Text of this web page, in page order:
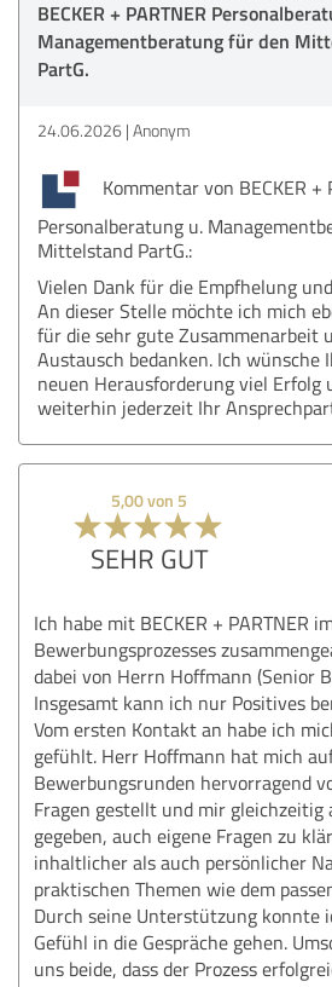
BECKER + PARTNER
Managementberatung für den
PartG.
24.06.2026 Anonym
Kommentar von BECKER +
Personalberatung u.
Mittelstand PartG.:
Vielen Dank für die Empfhelung
An dieser Stelle möchte ich mich
für die sehr gute Zusammenarbeit
Austausch bedanken. Ich wünsche
neuen Herausforderung viel Erfolg
weiterhin jederzeit Ihr
5,00 von 5
SEHR GUT
Ich habe mit BECKER + PARTNER
Bewerbungsprozesses
dabei von Herrn Hoffmann (Senior
Insgesamt kann ich nur Positives
Vom ersten Kontakt an habe ich
gefühlt. Herr Hoffmann hat mich
Bewerbungsrunden hervorragend
Fragen gestellt und mir gleichzeitig
gegeben, auch eigene Fragen zu
inhaltlicher als auch persönlicher
praktischen Themen wie dem
Durch seine Unterstützung konnte
Gefühl in die Gespräche gehen.
uns beide, dass der Prozess